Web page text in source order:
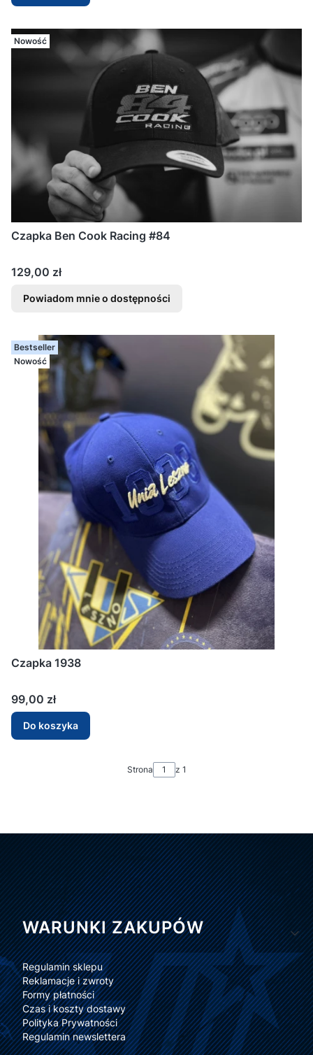
Nowość
Czapka Ben Cook Racing #84
Cena
129,00 zł
Powiadom mnie o dostępności
Bestseller
Nowość
Czapka 1938
Cena
99,00 zł
Do koszyka
Strona z 1
Linki w stopce
WARUNKI ZAKUPÓW
Regulamin sklepu
Reklamacje i zwroty
Formy płatności
Czas i koszty dostawy
Polityka Prywatności
Regulamin newslettera